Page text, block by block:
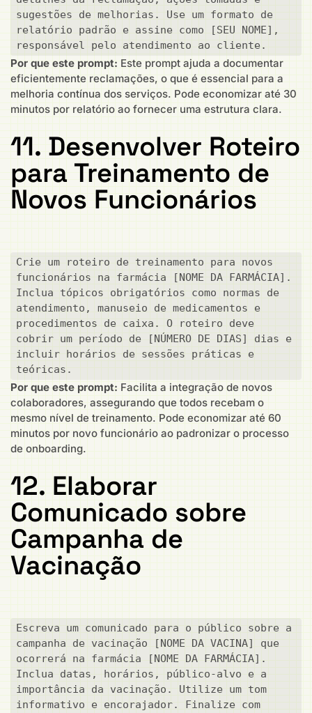
sugestões de melhorias. Use um formato de
relatório padrão e assine como [SEU NOME],
responsável pelo atendimento ao cliente.
Por que este prompt: Este prompt ajuda a documentar
eficientemente reclamações, o que é essencial para a
melhoria contínua dos serviços. Pode economizar até 30
minutos por relatório ao fornecer uma estrutura clara.
11. Desenvolver Roteiro
para Treinamento de
Novos Funcionários
Crie um roteiro de treinamento para novos
funcionários na farmácia [NOME DA FARMÁCIA].
Inclua tópicos obrigatórios como normas de
atendimento, manuseio de medicamentos e
procedimentos de caixa. O roteiro deve
cobrir um período de [NÚMERO DE DIAS] dias e
incluir horários de sessões práticas e
teóricas.
Por que este prompt: Facilita a integração de novos
colaboradores, assegurando que todos recebam o
mesmo nível de treinamento. Pode economizar até 60
minutos por novo funcionário ao padronizar o processo
de onboarding.
12. Elaborar
Comunicado sobre
Campanha de
Vacinação
Escreva um comunicado para o público sobre a
campanha de vacinação [NOME DA VACINA] que
ocorrerá na farmácia [NOME DA FARMÁCIA].
Inclua datas, horários, público-alvo e a
importância da vacinação. Utilize um tom
informativo e encorajador. Finalize com